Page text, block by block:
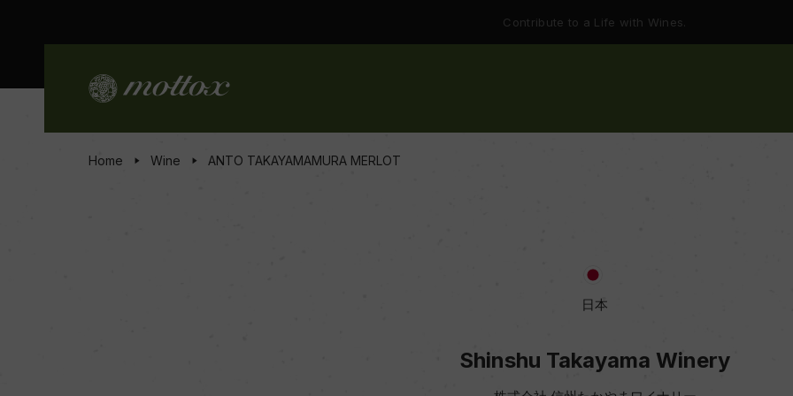
Contribute to a Life with Wines.
Home Wine ANTO TAKAYAMAMURA MERLOT
日本
Shinshu Takayama Winery